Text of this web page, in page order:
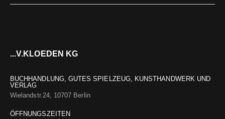
...V.KLOEDEN KG
BUCHHANDLUNG, GUTES SPIELZEUG, KUNSTHANDWERK UND
VERLAG
Wielandstr.24, 10707 Berlin
ÖFFNUNGSZEITEN